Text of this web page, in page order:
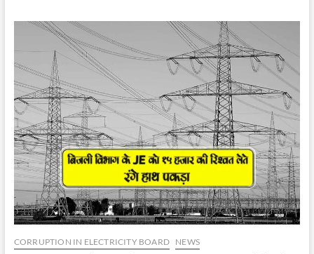
अफसर
चुनाव
ड्यूटी
में
व्यस्त
–
समस्या
का
कैसे
हो
निदान
CORRUPTION IN ELECTRICITY BOARD NEWS